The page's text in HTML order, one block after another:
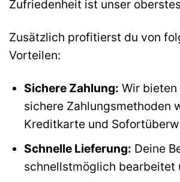
Zufriedenheit ist unser
Zusätzlich profitierst du von
Vorteilen:
Sichere Zahlung: Wir
sichere Zahlungsmethoden
Kreditkarte und
Schnelle Lieferung: Deine
schnellstmöglich bearbeitet